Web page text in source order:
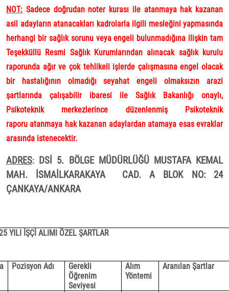
NOT: Sadece doğrudan noter kurası ile atanmaya hak kazanan
asil adayların atanacakları kadrolarla ilgili mesleğini yapmasında
herhangi bir sağlık sorunu veya engeli bulunmadığına ilişkin tam
Teşekküllü Resmi Sağlık Kurumlarından alınacak sağlık kurulu
raporunda ağır ve çok tehlikeli işlerde çalışmasına engel olacak
bir hastalığının olmadığı seyahat engeli olmaksızın arazi
şartlarında çalışabilir ibaresi ile Sağlık Bakanlığı onaylı,
Psikoteknik merkezlerince düzenlenmiş Psikoteknik
raporu atanmaya hak kazanan adaylardan atamaya esas evraklar
arasında istenecektir.
ADRES: DSİ 5. BÖLGE MÜDÜRLÜĞÜ MUSTAFA KEMAL
MAH. İSMAİLKARAKAYA
CAD. A BLOK NO: 24
ÇANKAYA/ANKARA
YILI İŞÇİ ALIMI ÖZEL ŞARTLAR
Pozisyon Adı
Gerekli
Öğrenim
Seviyesi
Alım
Yöntemi
Aranılan Şartlar